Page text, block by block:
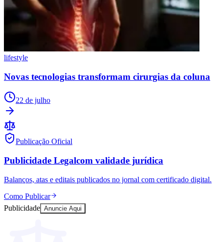
lifestyle
Novas tecnologias transformam cirurgias da coluna
22 de julho
Publicação Oficial
Publicidade Legalcom validade jurídica
Balanços, atas e editais publicados no jornal com certificado digital.
Como Publicar
Publicidade Anuncie Aqui